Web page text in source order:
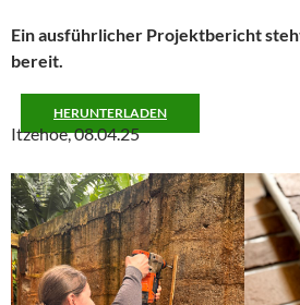
Ein ausführlicher Projektbericht
bereit.
HERUNTERLADEN
Itzehoe, 08.04.25